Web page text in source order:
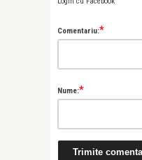
Comentariu:*
Nume:*